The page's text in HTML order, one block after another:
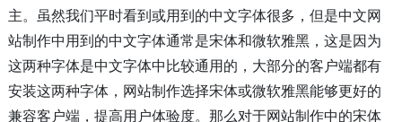
主。虽然我们平时看到或用到的中文字体很多，但是中文网
站制作中用到的中文字体通常是宋体和微软雅黑，这是因为
这两种字体是中文字体中比较通用的，大部分的客户端都有
安装这两种字体，网站制作选择宋体或微软雅黑能够更好的
兼容客户端，提高用户体验度。那么对于网站制作中的宋体